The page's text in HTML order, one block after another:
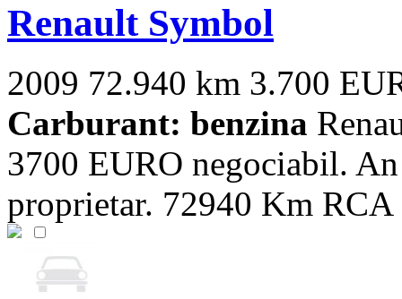
Renault Symbol
2009 72.940 km 3.700
Carburant: benzina
3700 EURO negociabil.
proprietar. 72940 Km